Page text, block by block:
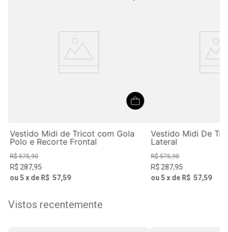
Vestido Midi de Tricot com Gola
Polo e Recorte Frontal
R$ 575,90
R$ 287,95
ou5x de R$ 57,59
Vestido Midi De
Lateral
R$ 575,90
R$ 287,95
ou 5 x de R$ 57,59
Vistos recentemente